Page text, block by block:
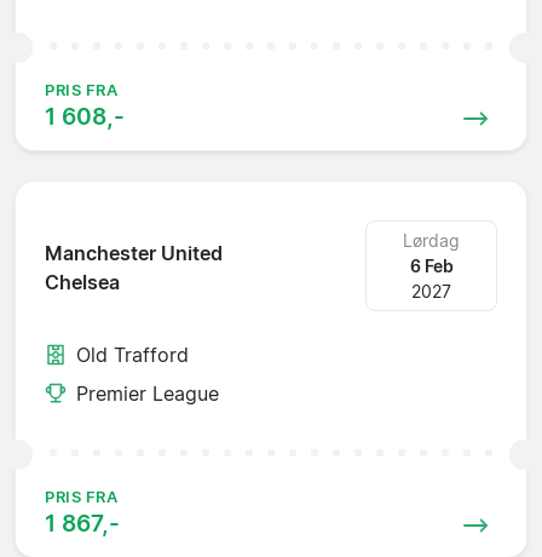
PRIS FRA
1 608,-
Manchester United
Chelsea
Lørdag
6 Feb
2027
Old Trafford
Premier League
PRIS FRA
1 867,-